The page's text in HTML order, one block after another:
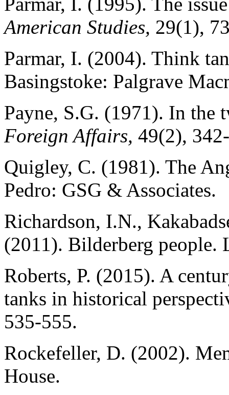
American Studies, 29(1),
Parmar, I. (2004). Think
Basingstoke: Palgrave
Payne, S.G. (1971). In the
Foreign Affairs, 49(2),
Quigley, C. (1981). The
Pedro: GSG & Associates.
Richardson, I.N.,
(2011). Bilderberg people.
Roberts, P. (2015). A
tanks in historical
535-555.
Rockefeller, D. (2002).
House.